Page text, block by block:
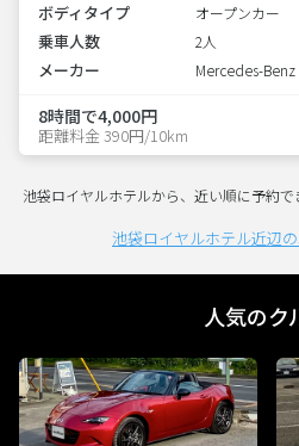
ボディタイプ オープンカー
乗車人数 2人
メーカー Mercedes-Benz
8時間で4,000円
距離料金 390円/10km
池袋ロイヤルホテルから、近い順に予約で
池袋ロイヤルホテル近辺
人気のク